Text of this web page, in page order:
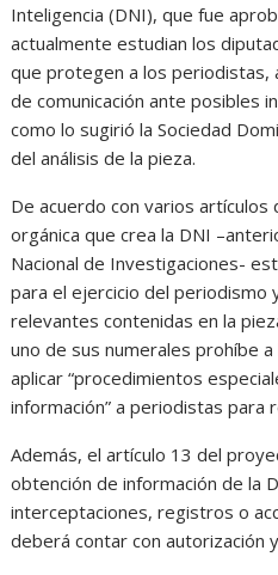
Inteligencia (DNI), que fue
actualmente estudian los
que protegen a los periodistas,
de comunicación ante posibles
como lo sugirió la Sociedad
del análisis de la pieza.
De acuerdo con varios
orgánica que crea la DNI
Nacional de Investigaciones-
para el ejercicio del periodismo
relevantes contenidas en la
uno de sus numerales prohíbe
aplicar “procedimientos
información” a periodistas para
Además, el artículo 13 del
obtención de información de la
interceptaciones, registros o
deberá contar con autorización